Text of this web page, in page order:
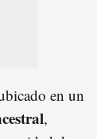
en un
,